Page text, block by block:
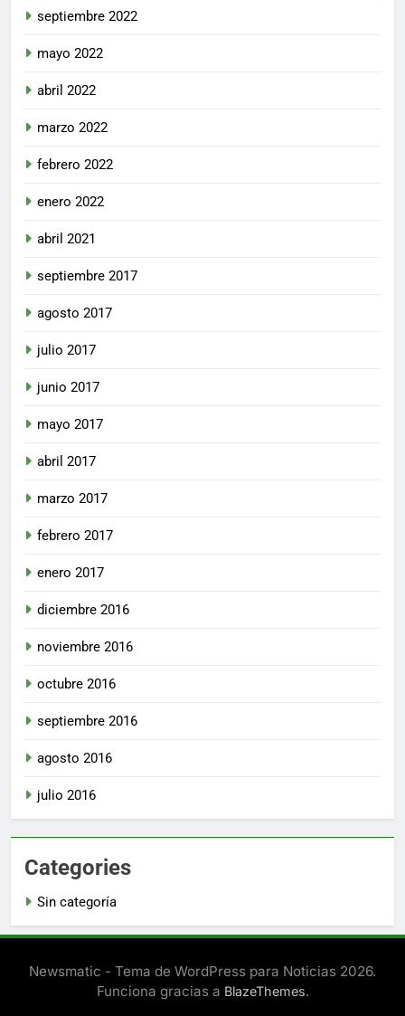
septiembre 2022
mayo 2022
abril 2022
marzo 2022
febrero 2022
enero 2022
abril 2021
septiembre 2017
agosto 2017
julio 2017
junio 2017
mayo 2017
abril 2017
marzo 2017
febrero 2017
enero 2017
diciembre 2016
noviembre 2016
octubre 2016
septiembre 2016
agosto 2016
julio 2016
Categories
Sin categoría
Newsmatic - Tema de WordPress para Noticias 2026.
Funciona gracias a BlazeThemes.